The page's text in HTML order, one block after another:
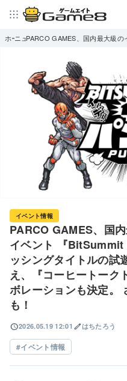
ホームニュース
PARCO GAMES、国内最大級
イベント情報
PARCO GAMES、国
イベント 『BitSummit
ッシングタイトルの試
え、『コーヒートーク
ボレーションも決定。
も！
schedule2026.05.19 12:01 editはちたろう
イベント情報